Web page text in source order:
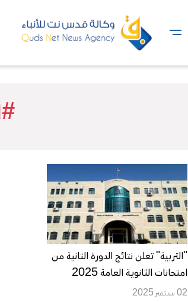
"التربية" تعلن نتائج الدورة الثانية من
امتحانات الثانوية العامة 2025
02 سبتمبر 2025